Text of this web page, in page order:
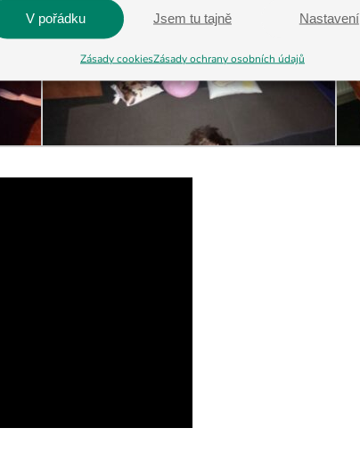
V pořádku Jsem tu tajně Nastavení
Zásady cookiesZásady ochrany osobních údajů